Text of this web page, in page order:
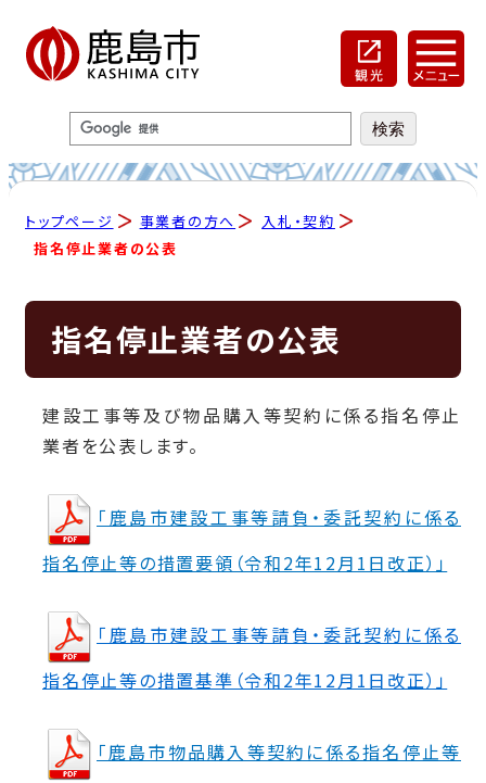
トップページ 事業者の方へ
入札・契約
指名停止業者の公表
指名停止業者の公表
建設工事等及び物品購入等契約に係る指名停止
業者を公表します。
「鹿島市建設工事等請負・委託契約に係る
指名停止等の措置要領（令和2年12月1日改正）」
「鹿島市建設工事等請負・委託契約に係る
指名停止等の措置基準（令和2年12月1日改正）」
「鹿島市物品購入等契約に係る指名停止等